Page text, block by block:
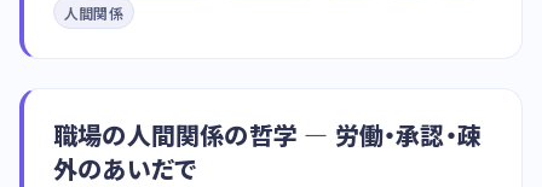
人間関係
職場の人間関係の哲学 — 労働・承認・疎
外のあいだで